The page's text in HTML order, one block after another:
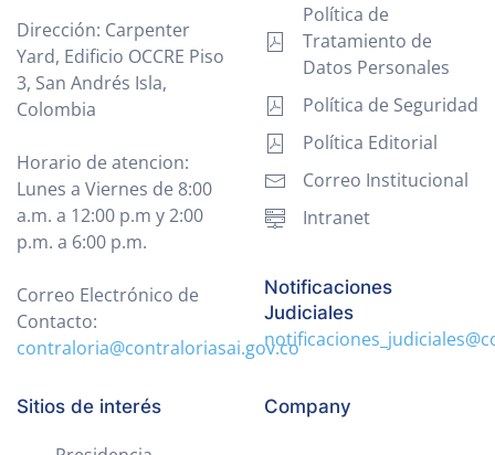
Dirección: Carpenter
Yard, Edificio OCCRE Piso
3, San Andrés Isla,
Colombia
Horario de atencion:
Lunes a Viernes de 8:00
a.m. a 12:00 p.m y 2:00
p.m. a 6:00 p.m.
Correo Electrónico de
Contacto:
contraloria@contraloriasai.gov.co
Política de
Tratamiento de
Datos Personales
Política de Seguridad
Política Editorial
Correo Institucional
Intranet
Notificaciones
Judiciales
Sitios de interés Company